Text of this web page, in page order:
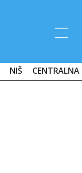
NIŠ CENTRALNA